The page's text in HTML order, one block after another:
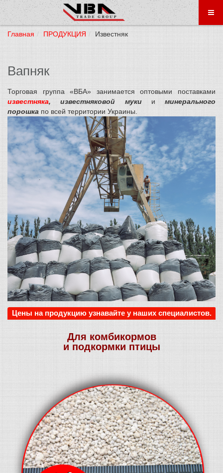
Главная ПРОДУКЦИЯ Известняк
Вапняк
Торговая группа «ВБА» занимается оптовыми поставками
известняка, известняковой мукии минерального
порошка по всей территории Украины.
Цены на продукцию узнавайте у наших специалистов.
Для комбикормов
и подкормки птицы